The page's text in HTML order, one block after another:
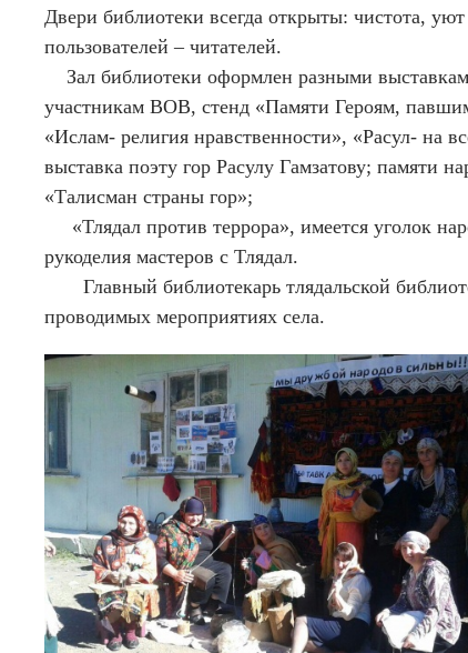
Двери библиотеки всегда открыты: чистота,
пользователей – читателей.
Зал библиотеки оформлен разными
участникам ВОВ, стенд «Памяти Героям,
«Ислам- религия нравственности», «Расул- на
выставка поэту гор Расулу Гамзатову; памяти
«Талисман страны гор»;
«Тлядал против террора», имеется уголок
рукоделия мастеров с Тлядал.
Главный библиотекарь тлядальской
проводимых мероприятиях села.